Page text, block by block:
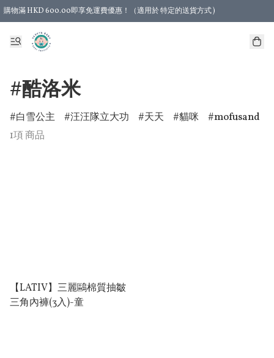
購物滿 HKD 600.00即享免運費優惠！（適用於 特定的送貨方式 )
#酷洛米
白雪公主 汪汪隊立大功 天天 貓咪
mofusand
1項 商品
【LATIV】三麗鷗棉質抽皺
三⻆內褲(3⼊)-童